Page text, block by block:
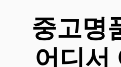
중고명
어디서